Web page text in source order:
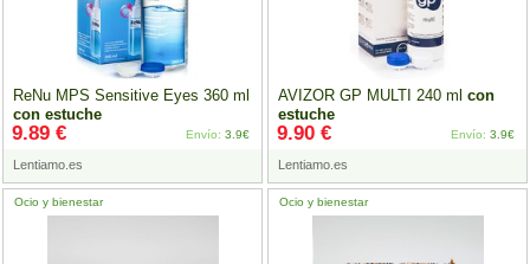
ReNu MPS Sensitive Eyes 360 ml
con estuche
Lentiamo.es
9.89 € Envío: 3.9€
AVIZOR GP MULTI 240 ml con
estuche
Lentiamo.es
9.90 € Envío: 3.9€
Ocio y bienestar Ocio y bienestar